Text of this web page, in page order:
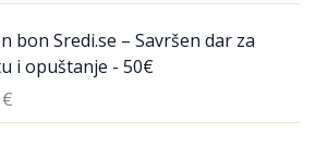
bon Sredi.se – Savršen dar za
i opuštanje - 50€
€